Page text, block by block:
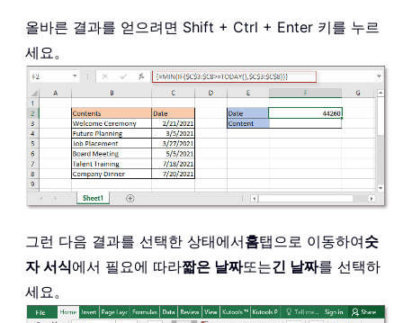
올바른 결과를 얻으려면 Shift + Ctrl + Enter 키를 누르
세요。
그런 다음 결과를 선택한 상태에서홈탭으로 이동하여숫
자 서식에서 필요에 따라짧은 날짜또는긴 날짜를 선택하
세요。